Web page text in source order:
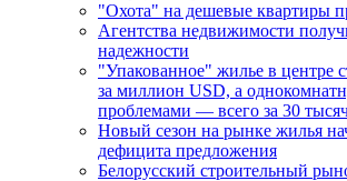
"Охота" на дешевые квартиры
Агентства недвижимости
надежности
"Упакованное" жилье в центре
за миллион USD, а
проблемами — всего за 30
Новый сезон на рынке жилья
дефицита предложения
Белорусский строительный